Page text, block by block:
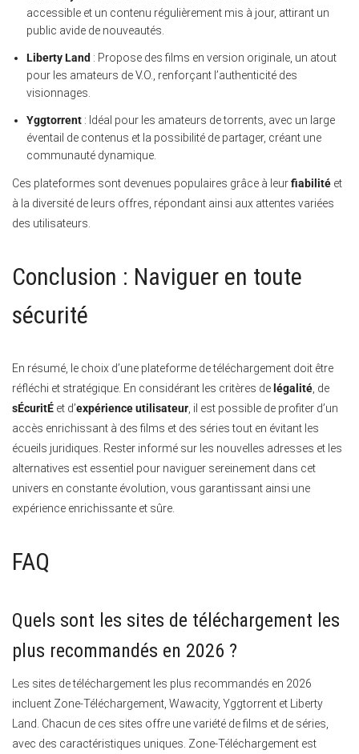
accessible et un contenu régulièrement mis à jour, attirant un
public avide de nouveautés.
Liberty Land : Propose des films en version originale, un atout
pour les amateurs de V.O., renforçant l’authenticité des
visionnages.
Yggtorrent : Idéal pour les amateurs de torrents, avec un large
éventail de contenus et la possibilité de partager, créant une
communauté dynamique.
Ces plateformes sont devenues populaires grâce à leurfiabilité et
à la diversité de leurs offres, répondant ainsi aux attentes variées
des utilisateurs.
Conclusion : Naviguer en toute
sécurité
En résumé, le choix d’une plateforme de téléchargement doit être
réfléchi et stratégique. En considérant les critères de légalité , de
sÉcuritÉ et d’expérience utilisateur , il est possible de profiter d’un
accès enrichissant à des films et des séries tout en évitant les
écueils juridiques. Rester informé sur les nouvelles adresses et les
alternatives est essentiel pour naviguer sereinement dans cet
univers en constante évolution, vous garantissant ainsi une
expérience enrichissante et sûre.
FAQ
Quels sont les sites de téléchargement les
plus recommandés en 2026 ?
Les sites de téléchargement les plus recommandés en 2026
incluent Zone-Téléchargement, Wawacity, Yggtorrent et Liberty
Land. Chacun de ces sites offre une variété de films et de séries,
avec des caractéristiques uniques. Zone-Téléchargement est